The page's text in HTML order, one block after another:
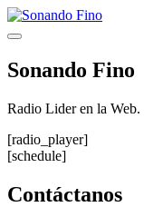
Saltar
al
Menú
Sonando Fino
Radio Lider en la Web.
[radio_player]
[schedule]
Contáctanos